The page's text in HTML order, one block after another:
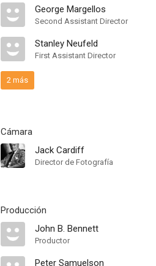
George Margellos
Second Assistant Director
Stanley Neufeld
First Assistant Director
2 más
Cámara
Jack Cardiff
Director de Fotografía
Producción
John B. Bennett
Productor
Peter Samuelson